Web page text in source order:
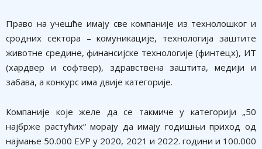
Право на учешће имају све компаније из технолошког и
сродних сектора – комуникације, технологија заштите
животне средине, финансијске технологије (финтецх), ИТ
(хардвер и софтвер), здравствена заштита, медији и
забава, а конкурс има двије категорије.
Компаније које желе да се такмиче у категорији „50
најбрже растућих“ морају да имају годишњи приход од
најмање 50.000 ЕУР у 2020, 2021 и 2022. години и 100.000